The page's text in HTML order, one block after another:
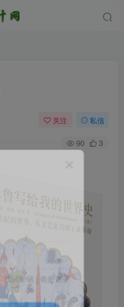
关注 私信
90 3
找回密码 | 免密登录